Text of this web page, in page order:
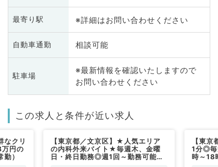
最寄り駅 ※詳細はお問い合わせください
自動車通勤 相談可能
駐車場
※最新情報を確認いたしますので
お問い合わせください
この求人と条件が近い求人
なクリ
円の
）
【東京都／文京区】★人気エリア
の内科外来バイト★毎週木、金曜
日・終日勤務◎週1回～勤務可能！
【東
1分◎毎
時～